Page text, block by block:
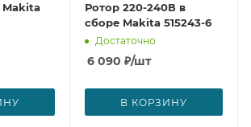
Makita
Ротор 220-240В в
сборе Makita 515243-6
Достаточно
6 090 ₽/шт
В КОРЗИНУ